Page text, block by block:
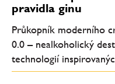
pravidla ginu
Průkopník moderního
0.0 – nealkoholický
technologií